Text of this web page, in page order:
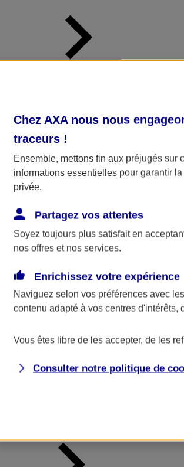
la section précédente
Fermer le menu principal
Chez AXA nous nous
traceurs !
Ensemble, mettons fin aux préjugés sur
informations essentielles pour garantir
privée.
Partagez vos attentes
Soyez toujours plus satisfait en
nos offres et nos services.
Enrichissez votre expérience
Naviguez selon vos préférences avec les
contenu adapté à vos centres
Vous êtes libre de les accepter, de les
Consulter notre politique de